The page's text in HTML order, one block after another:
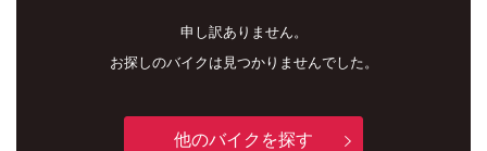
申し訳ありません。
お探しのバイクは見つかりませんでした。
他のバイクを探す